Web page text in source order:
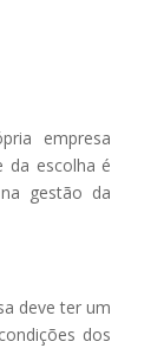
empresa
da escolha é
gestão da
deve ter um
dos